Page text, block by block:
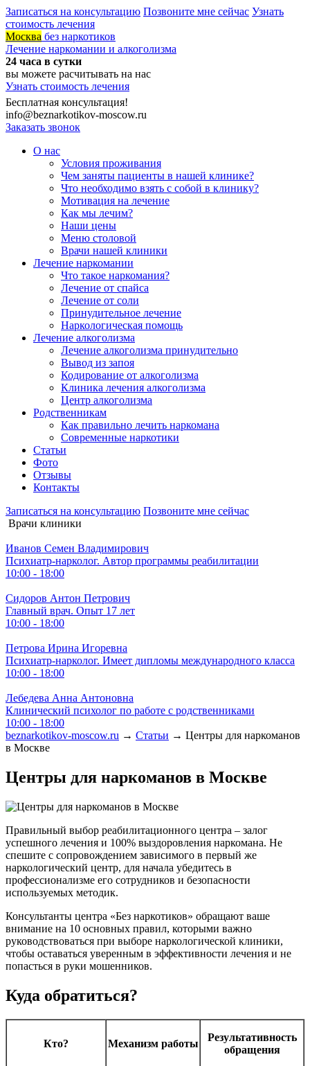
Записаться на консультацию Позвоните мне сейчас Узнать
стоимость лечения
Москва без наркотиков
Лечение наркомании и алкоголизма
24 часа в сутки
вы можете расчитывать на нас
Узнать стоимость лечения
Бесплатная консультация!
info@beznarkotikov-moscow.ru
Заказать звонок
О нас
Условия проживания
Чем заняты пациенты в нашей клинике?
Что необходимо взять с собой в клинику?
Мотивация на лечение
Как мы лечим?
Наши цены
Меню столовой
Врачи нашей клиники
Лечение наркомании
Что такое наркомания?
Лечение от спайса
Лечение от соли
Принудительное лечение
Наркологическая помощь
Лечение алкоголизма
Лечение алкоголизма принудительно
Вывод из запоя
Кодирование от алкоголизма
Клиника лечения алкоголизма
Центр алкоголизма
Родственникам
Как правильно лечить наркомана
Современные наркотики
Статьи
Фото
Отзывы
Контакты
Записаться на консультацию Позвоните мне сейчас
Врачи клиники
Иванов Семен Владимирович
Психиатр-нарколог. Автор программы реабилитации
10:00 - 18:00
Сидоров Антон Петрович
Главный врач. Опыт 17 лет
10:00 - 18:00
Петрова Ирина Игоревна
Психиатр-нарколог. Имеет дипломы международного класса
10:00 - 18:00
Лебедева Анна Антоновна
Клинический психолог по работе с родственниками
10:00 - 18:00
beznarkotikov-moscow.ru → Статьи → Центры для наркоманов
в Москве
Центры для наркоманов в Москве
Правильный выбор реабилитационного центра – залог
успешного лечения и 100% выздоровления наркомана. Не
спешите с сопровождением зависимого в первый же
наркологический центр, для начала убедитесь в
профессионализме его сотрудников и безопасности
используемых методик.
Консультанты центра «Без наркотиков» обращают ваше
внимание на 10 основных правил, которыми важно
руководствоваться при выборе наркологической клиники,
чтобы оставаться уверенным в эффективности лечения и не
попасться в руки мошенников.
Куда обратиться?
Кто? Механизм работы
Результативность
обращения